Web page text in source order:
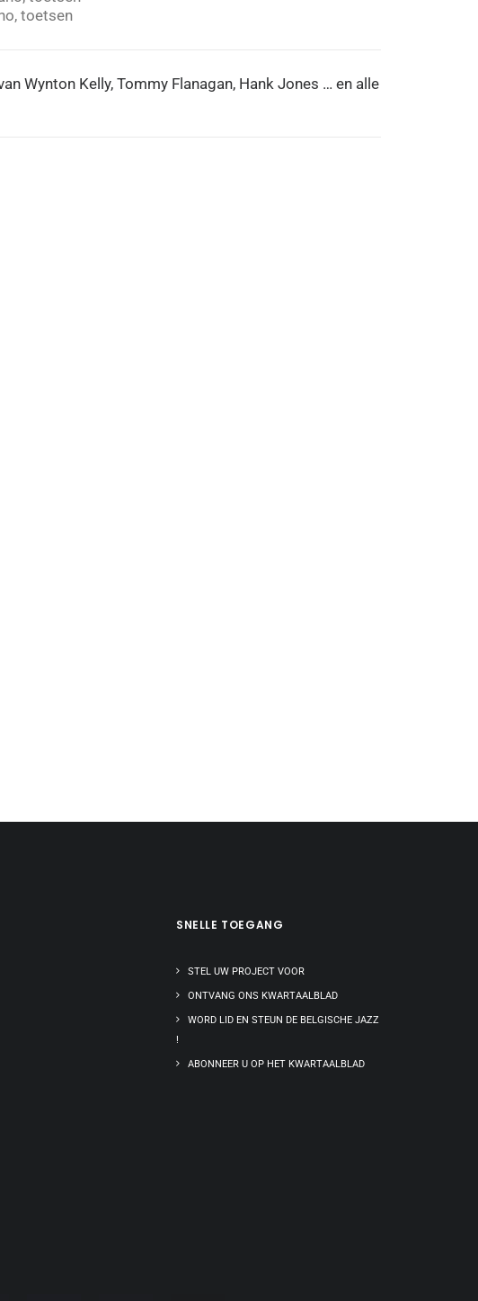
toetsen
Wynton Kelly, Tommy Flanagan, Hank Jones … en alle
SNELLE TOEGANG
STEL UW PROJECT VOOR
ONTVANG ONS KWARTAALBLAD
WORD LID EN STEUN DE BELGISCHE JAZZ
!
ABONNEER U OP HET KWARTAALBLAD